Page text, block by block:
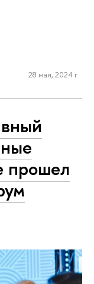
28 мая, 2024 г.
прошел